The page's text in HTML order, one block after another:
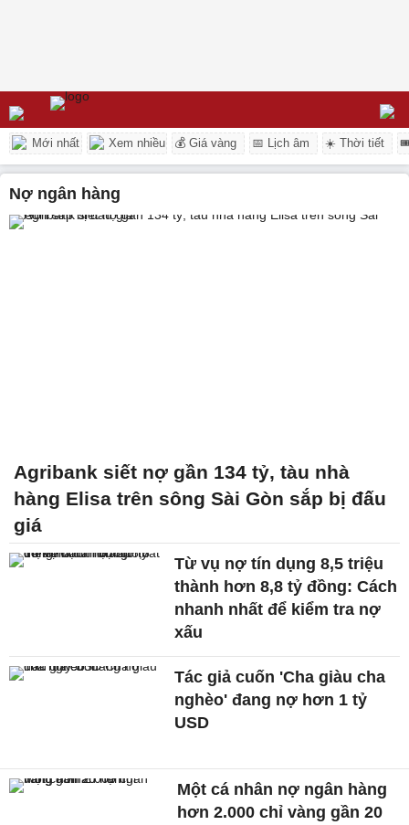
Mới nhất Xem nhiều 💰 Giá vàng 📅 Lịch âm ☀️ Thời tiết
nợ ngân hàng
Agribank siết nợ gần 134 tỷ, tàu nhà
hàng Elisa trên sông Sài Gòn sắp bị đấu
giá
Từ vụ nợ tín dụng 8,5 triệu
thành hơn 8,8 tỷ đồng: Cách
nhanh nhất để kiểm tra nợ
xấu
Tác giả cuốn 'Cha giàu cha
nghèo' đang nợ hơn 1 tỷ
USD
Một cá nhân nợ ngân hàng
hơn 2.000 chỉ vàng gần 20